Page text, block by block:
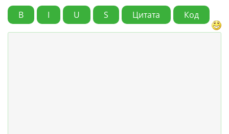
B I U S Цитата Код